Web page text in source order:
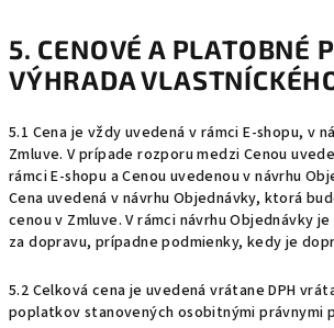
5. CENOVÉ A PLATOBNÉ
VÝHRADA
5.1 Cena je vždy uvedená v rámci E-shopu, v
Zmluve. V prípade rozporu medzi Cenou
rámci E-shopu a Cenou uvedenou v návrhu
Cena uvedená v návrhu Objednávky, ktorá
cenou v Zmluve. V rámci návrhu Objednávky
za dopravu, prípadne podmienky, kedy je
5.2 Celková cena je uvedená vrátane DPH
poplatkov stanovených osobitnými právnymi